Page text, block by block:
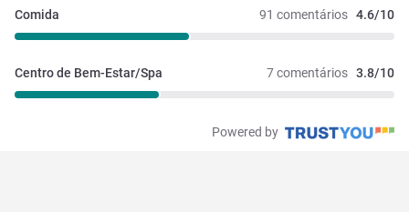
91 comentários 4.6/10
Comida
7 comentários 3.8/10
Centro de Bem-Estar/Spa
Powered by